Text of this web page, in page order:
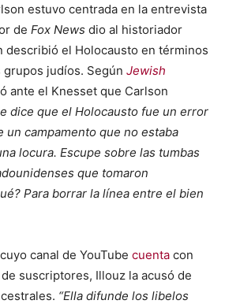
estuvo centrada en la entrevista
de Fox News dio al historiador
describió el Holocausto en términos
judíos. Según Jewish
ante el Knesset que Carlson
dice que el Holocausto fue un error
campamento que no estaba
locura. Escupe sobre las tumbas
que tomaron
Para borrar la línea entre el bien
canal de YouTube cuenta con
suscriptores, Illouz la acusó de
“Ella difunde los libelos